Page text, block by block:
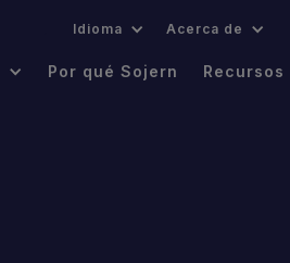
Idioma Acerca de
Por qué Sojern Recursos